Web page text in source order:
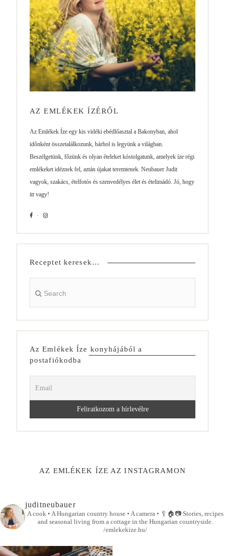
AZ EMLÉKEK ÍZÉRŐL
Az Emlékek Íze egy kis vidéki ebédlőasztal a Bakonyban, ahol
időnként összetalálkozunk, bárhol is legyünk a világban.
Beszélgetünk, főzünk és olyan ételeket kóstolgatunk, amelyek íze régi
emlékeket idéznek fel, aztán újakat teremtenek. Neubauer Judit
vagyok, szakács, ételfotós és szenvedélyes élet és ételimádó. Jó, hogy
itt vagy!
Receptet keresek…
Az Emlékek Íze konyhájából a
postafiókodba
AZ EMLÉKEK ÍZE AZ INSTAGRAMON
juditneubauer
A cook • A Hungarian country house • A camera • 🥄🏠📷Stories, recipes
and seasonal living from a cottage in the Hungarian countryside.
/emlekekize.hu/